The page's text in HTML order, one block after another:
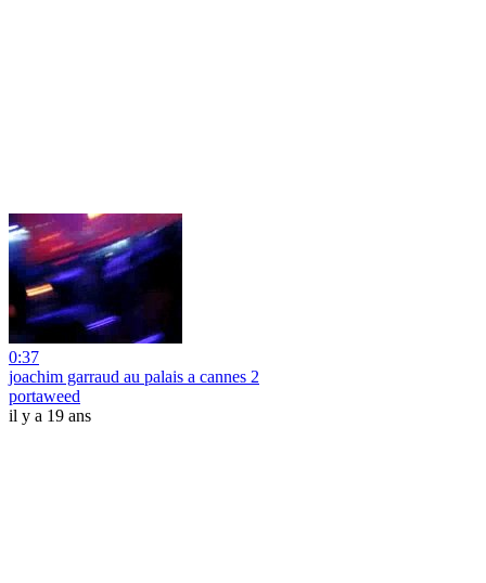
0:37
joachim garraud au palais a cannes 2
portaweed
il y a 19 ans